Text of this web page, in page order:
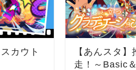
カウト
【あんスタ
走！～Basic